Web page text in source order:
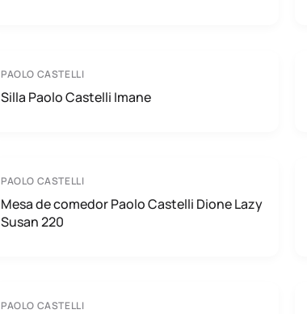
PAOLO CASTELLI
Silla Paolo Castelli Imane
PAOLO CASTELLI
Mesa de comedor Paolo Castelli Dione Lazy
Susan 220
PAOLO CASTELLI